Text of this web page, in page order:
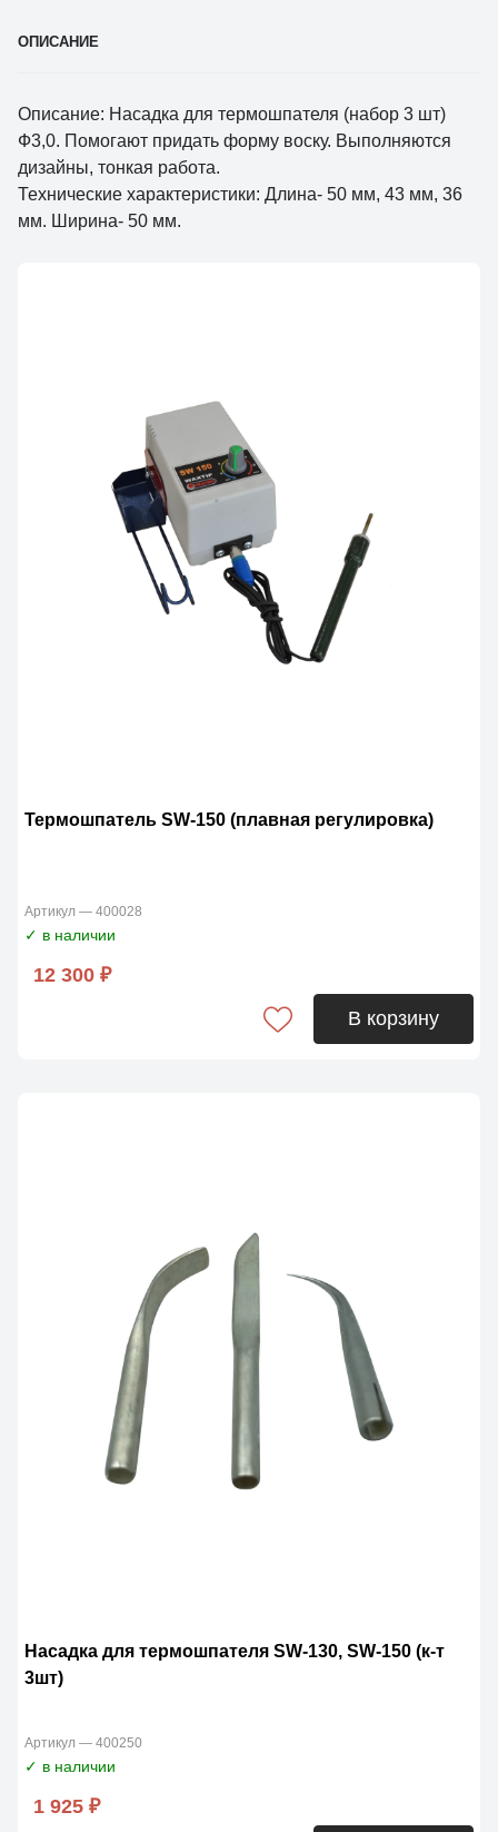
ОПИСАНИЕ
Описание: Насадка для термошпателя (набор 3 шт)
Ф3,0. Помогают придать форму воску. Выполняются
дизайны, тонкая работа.
Технические характеристики: Длина- 50 мм, 43 мм, 36
мм. Ширина- 50 мм.
Термошпатель SW-150 (плавная регулировка)
Артикул — 400028
✓ в наличии
12 300 ₽
В корзину
Насадка для термошпателя SW-130, SW-150 (к-т
3шт)
Артикул — 400250
✓ в наличии
1 925 ₽